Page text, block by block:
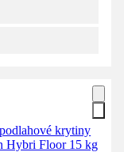
krytiny
Hybri Floor 15 kg